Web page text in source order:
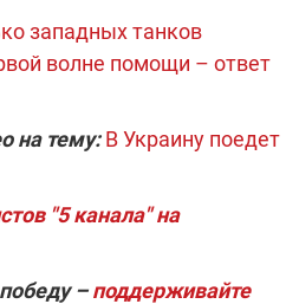
западных танков
волне помощи – ответ
на тему: В Украину поедет
"5 канала" на
–поддерживайте